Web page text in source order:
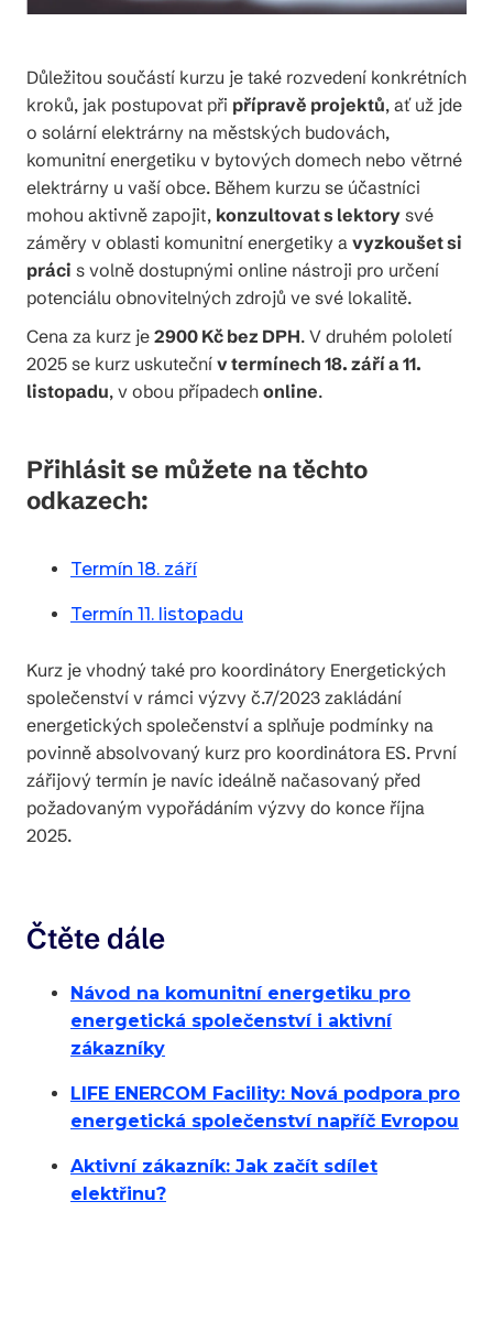
Důležitou součástí kurzu je také rozvedení konkrétních
kroků, jak postupovat při přípravě projektů, ať už jde
o solární elektrárny na městských budovách,
komunitní energetiku v bytových domech nebo větrné
elektrárny u vaší obce. Během kurzu se účastníci
mohou aktivně zapojit, konzultovat s lektory své
záměry v oblasti komunitní energetiky a vyzkoušet si
práci s volně dostupnými online nástroji pro určení
potenciálu obnovitelných zdrojů ve své lokalitě.
Cena za kurz je 2900 Kč bez DPH. V druhém pololetí
2025 se kurz uskuteční v termínech 18. září a 11.
listopadu, v obou případech online.
Přihlásit se můžete na těchto
odkazech:
Termín 18. září
Termín 11. listopadu
Kurz je vhodný také pro koordinátory Energetických
společenství v rámci výzvy č.7/2023 zakládání
energetických společenství a splňuje podmínky na
povinně absolvovaný kurz pro koordinátora ES. První
zářijový termín je navíc ideálně načasovaný před
požadovaným vypořádáním výzvy do konce října
2025.
Čtěte dále
Návod na komunitní energetiku pro
energetická společenství i aktivní
zákazníky
LIFE ENERCOM Facility: Nová podpora pro
energetická společenství napříč Evropou
Aktivní zákazník: Jak začít sdílet
elektřinu?